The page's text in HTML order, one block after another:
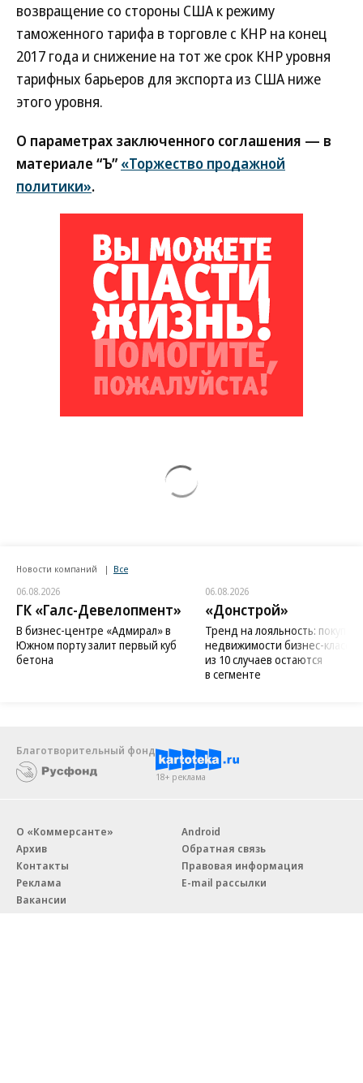
возвращение со стороны США к режиму
таможенного тарифа в торговле с КНР на конец
2017 года и снижение на тот же срок КНР уровня
тарифных барьеров для экспорта из США ниже
этого уровня.
О параметрах заключенного соглашения — в
материале “Ъ” «Торжество продажной
политики».
Новости компаний Все
06.08.2026
ГК «Галс-Девелопмент»
В бизнес-центре «Адмирал» в
Южном порту залит первый куб
бетона
06.08.2026
«Донстрой»
Тренд на лояльность:
недвижимости бизнес-класса
из 10 случаев остаются
в сегменте
Благотворительный фонд
18+ реклама
О «Коммерсанте»
Архив
Контакты
Реклама
Вакансии
Android
Обратная связь
Правовая информация
E-mail рассылки